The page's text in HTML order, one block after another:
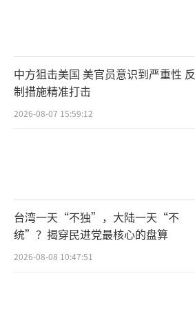
中方狙击美国 美官员意识到严重性 反
制措施精准打击
2026-08-07 15:59:12
台湾一天“不独”，大陆一天“不
统”？揭穿民进党最核心的盘算
2026-08-08 10:47:51